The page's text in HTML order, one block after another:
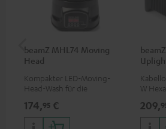
beamZ MHL74 Moving
Head
Kompakter LED-Moving-
Head-Wash für die
deiner Show
174,95 €
W
209,